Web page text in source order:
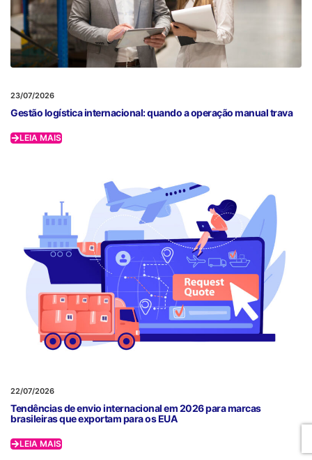
23/07/2026
Gestão logística internacional: quando a operação manual trava
LEIA MAIS
22/07/2026
Tendências de envio internacional em 2026 para marcas
brasileiras que exportam para os EUA
LEIA MAIS